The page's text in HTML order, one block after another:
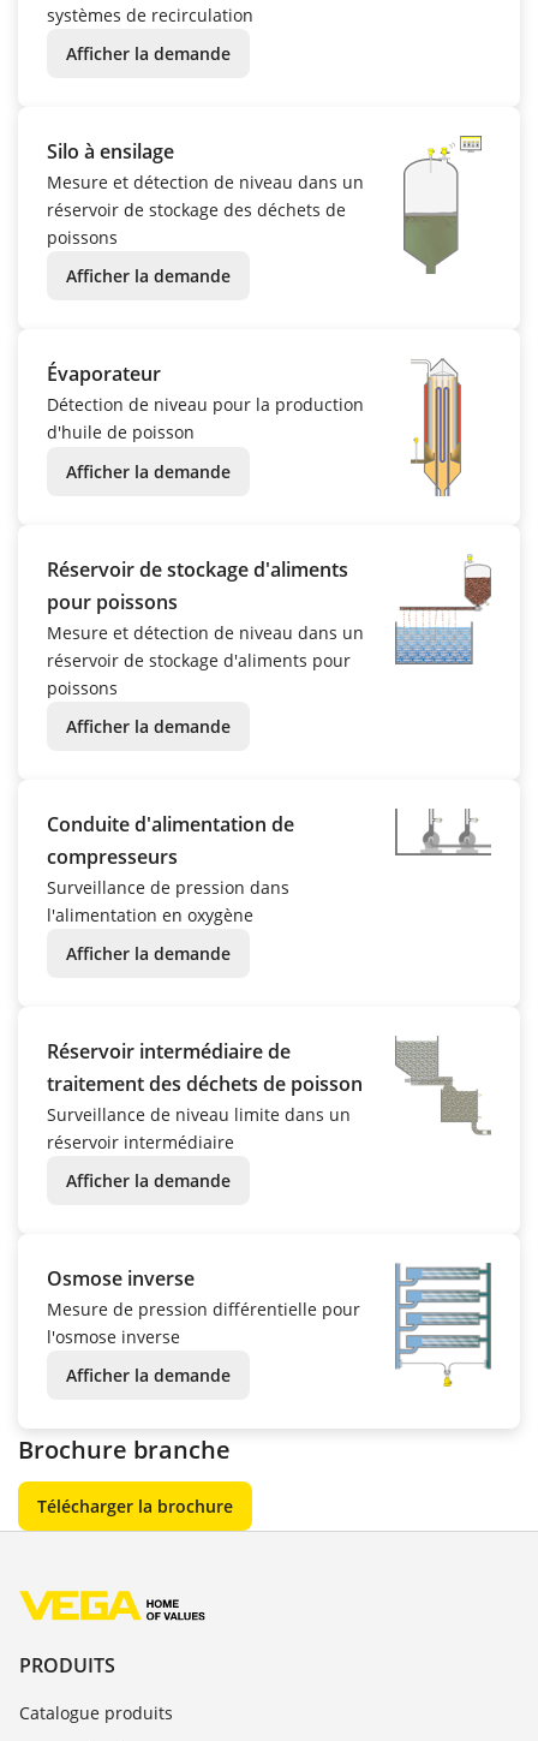
systèmes de recirculation
Afficher la demande
Silo à ensilage
Mesure et détection de niveau dans un
réservoir de stockage des déchets de
poissons
Afficher la demande
Évaporateur
Détection de niveau pour la production
d'huile de poisson
Afficher la demande
Réservoir de stockage d'aliments
pour poissons
Mesure et détection de niveau dans un
réservoir de stockage d'aliments pour
poissons
Afficher la demande
Conduite d'alimentation de
compresseurs
Surveillance de pression dans
l'alimentation en oxygène
Afficher la demande
Réservoir intermédiaire de
traitement des déchets de poisson
Surveillance de niveau limite dans un
réservoir intermédiaire
Afficher la demande
Osmose inverse
Mesure de pression différentielle pour
l'osmose inverse
Afficher la demande
Brochure branche
Télécharger la brochure
PRODUITS
Catalogue produits